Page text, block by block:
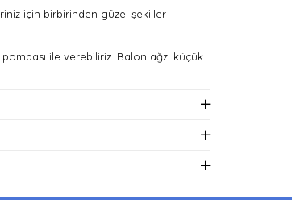
için birbirinden güzel şekiller
ile verebiliriz. Balon ağzı küçük